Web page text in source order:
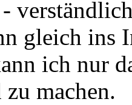
gleich ins
ich nur
machen.